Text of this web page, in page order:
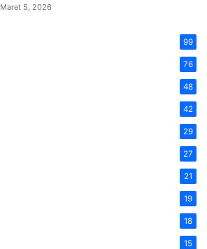
Maret 5, 2026
99
76
48
42
29
27
21
19
18
15